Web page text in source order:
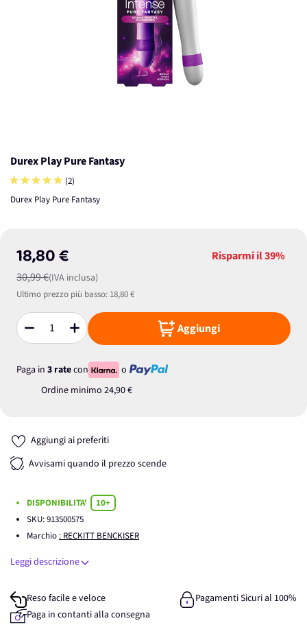
Durex Play Pure Fantasy
(2)
Durex Play Pure Fantasy
18,80 €
30,99 €(IVA inclusa)
Risparmi il39%
Ultimo prezzo più basso: 18,80 €
Quantità Aggiungi
Paga in 3 ratecon
o
Ordine minimo 24,90 €
Aggiungi ai preferiti
Avvisami quando il prezzo scende
DISPONIBILITA'
10+
SKU:913500575
Marchio : RECKITT BENCKISER
Leggi descrizione
Reso facile e veloce
Pagamenti Sicuri al 100%
Paga in contanti alla consegna